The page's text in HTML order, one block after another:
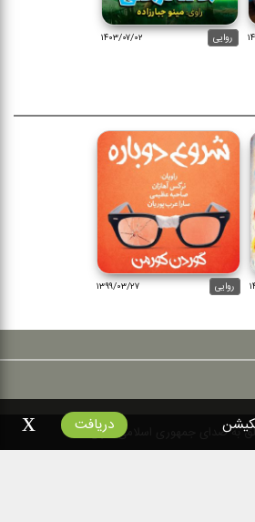
روایی ۱۴۰۳/۰۷/۰۲
روایی ۱۳۹۹/۰۳/۲۷
به صدای جمهوری اسلامی ایران است
دریافت x